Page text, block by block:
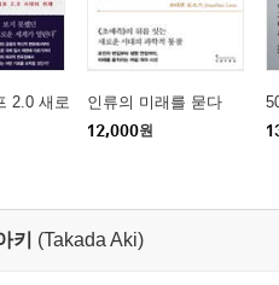
2.0 새로
인류의 미래를 묻다
12,000원
키 (Takada Aki)